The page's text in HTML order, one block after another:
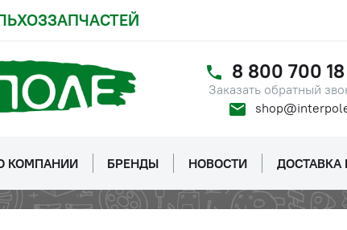
8 800 700 18
Заказать обратный
КОМПАНИИ БРЕНДЫ НОВОСТИ ДОСТАВКА